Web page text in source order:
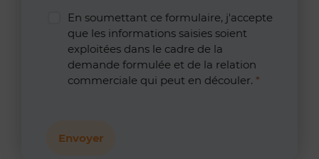
En soumettant ce formulaire, j'accepte
que les informations saisies soient
exploitées dans le cadre de la
demande formulée et de la relation
commerciale qui peut en découler. *